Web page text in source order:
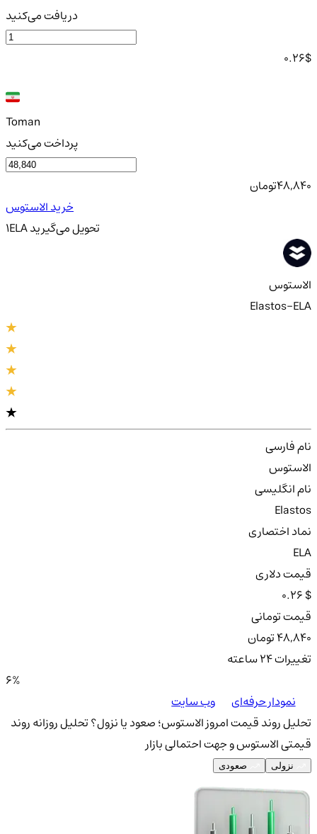
دریافت می‌کنید
0.26$
Toman
پرداخت می‌کنید
48,840تومان
خرید الاستوس
1ELA تحویلمی‌گیرید
الاستوس
Elastos-ELA
نام فارسی
الاستوس
نام انگلیسی
Elastos
نماد اختصاری
ELA
قیمت دلاری
0.26 $
قیمت تومانی
48,840 تومان
تغییرات ۲۴ ساعته
6%
نمودار حرفه‌ای
وب سایت
تحلیل روند قیمت امروز الاستوس؛ صعود یا نزول؟تحلیل روزانه روند
قیمتی الاستوس و جهت احتمالی بازار
نزولی صعودی